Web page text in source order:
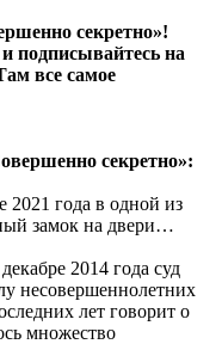
секретно»!
и подписывайтесь на
все самое
секретно»:
2021 года в одной из
замок на двери…
2014 года суд
несовершеннолетних
лет говорит о
множество